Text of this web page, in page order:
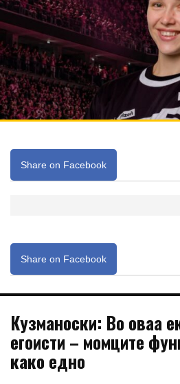
Share on Facebook
Share on Facebook
Кузманоски: Во оваа
егоисти – момците
како едно